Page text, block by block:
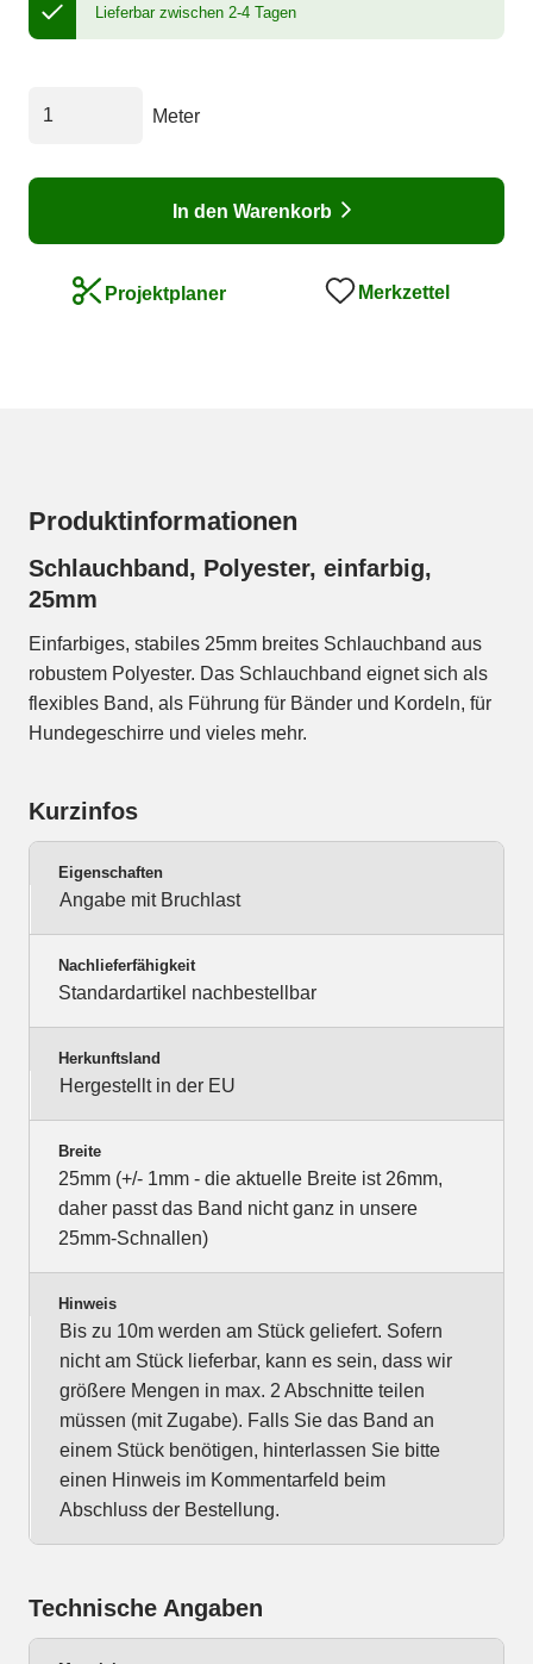
Lieferbar zwischen 2-4 Tagen
Meter
In den Warenkorb
Projektplaner Merkzettel
Produktinformationen
Schlauchband, Polyester, einfarbig,
25mm
Einfarbiges, stabiles 25mm breites Schlauchband aus
robustem Polyester. Das Schlauchband eignet sich als
flexibles Band, als Führung für Bänder und Kordeln, für
Hundegeschirre und vieles mehr.
Kurzinfos
Eigenschaften
Angabe mit Bruchlast
Nachlieferfähigkeit
Standardartikel nachbestellbar
Herkunftsland
Hergestellt in der EU
Breite
25mm (+/- 1mm - die aktuelle Breite ist 26mm,
daher passt das Band nicht ganz in unsere
25mm-Schnallen)
Hinweis
Bis zu 10m werden am Stück geliefert. Sofern
nicht am Stück lieferbar, kann es sein, dass wir
größere Mengen in max. 2 Abschnitte teilen
müssen (mit Zugabe). Falls Sie das Band an
einem Stück benötigen, hinterlassen Sie bitte
einen Hinweis im Kommentarfeld beim
Abschluss der Bestellung.
Technische Angaben